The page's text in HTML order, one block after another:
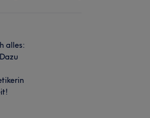
alles: